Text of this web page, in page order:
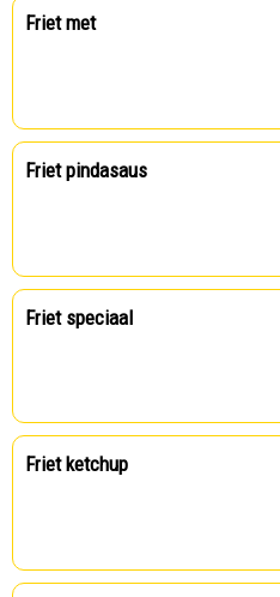
Friet met
Friet pindasaus
Friet speciaal
Friet ketchup